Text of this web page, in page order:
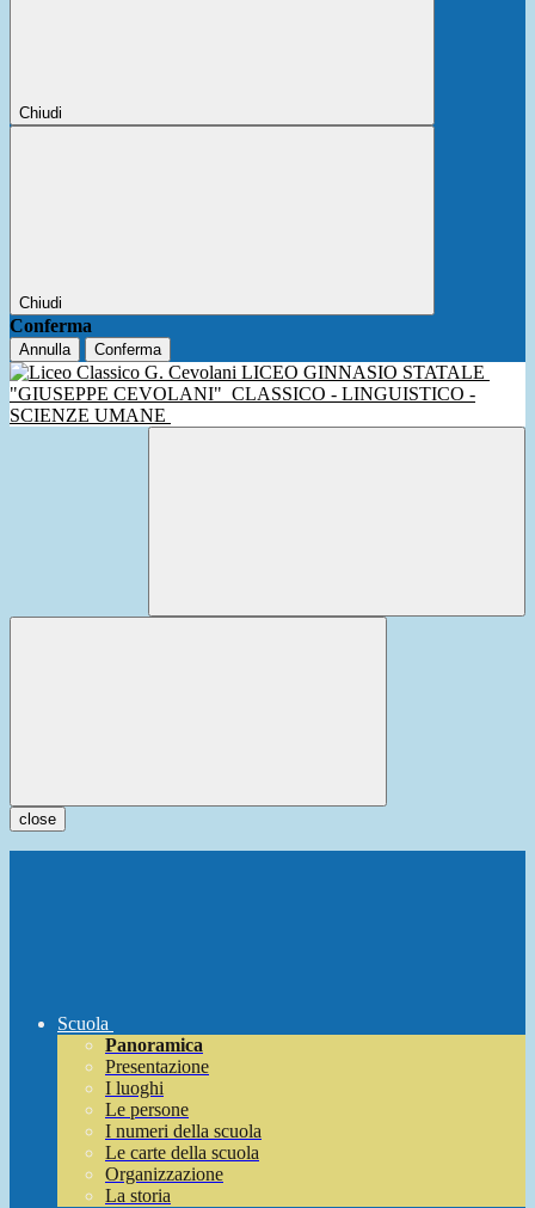
Chiudi
Chiudi
Conferma
Annulla Conferma
LICEO GINNASIO STATALE
"GIUSEPPE CEVOLANI" CLASSICO - LINGUISTICO -
SCIENZE UMANE
close
Scuola
Panoramica
Presentazione
I luoghi
Le persone
I numeri della scuola
Le carte della scuola
Organizzazione
La storia